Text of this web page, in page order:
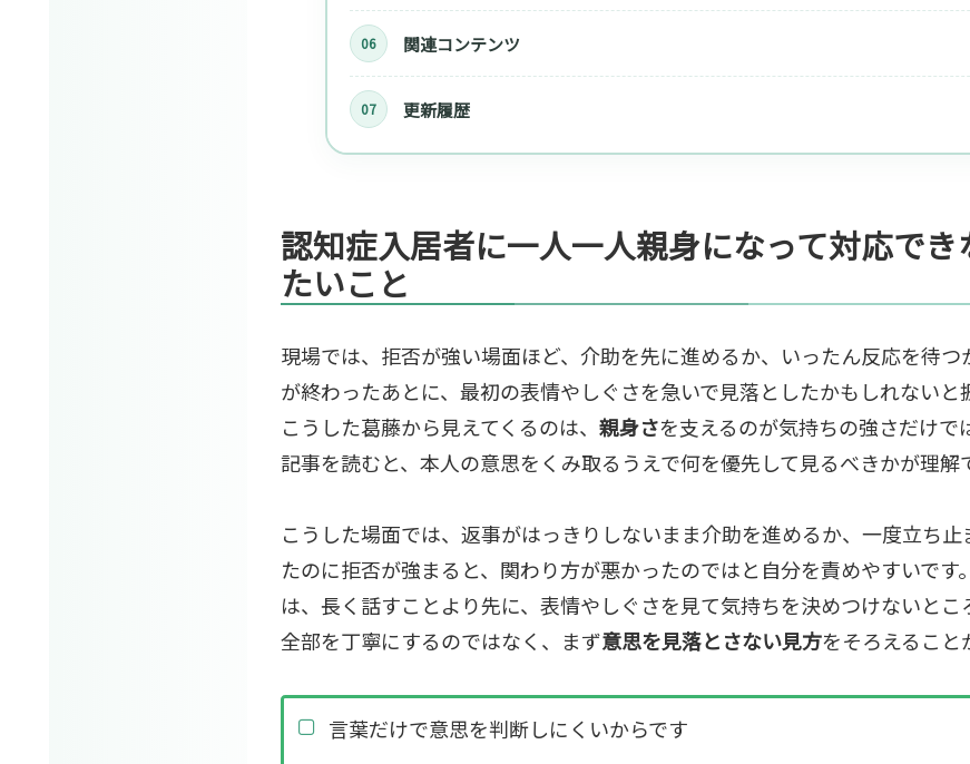
関連コンテンツ
更新履歴
認知症入居者に一人一人親身になって対応で
たいこと
現場では、拒否が強い場面ほど、介助を先に進めるか、いったん反応を待つ
が終わったあとに、最初の表情やしぐさを急いで見落としたかもしれないと
こうした葛藤から見えてくるのは、 親身さを支えるのが気持ちの強さだけで
記事を読むと、本人の意思をくみ取るうえで何を優先して見るべきかが理解
こうした場面では、返事がはっきりしないまま介助を進めるか、一度立ち
たのに拒否が強まると、関わり方が悪かったのではと自分を責めやすいです
は、長く話すことより先に、表情やしぐさを見て気持ちを決めつけないとこ
全部を丁寧にするのではなく、まず意思を見落とさない見方をそろえること
言葉だけで意思を判断しにくいからです